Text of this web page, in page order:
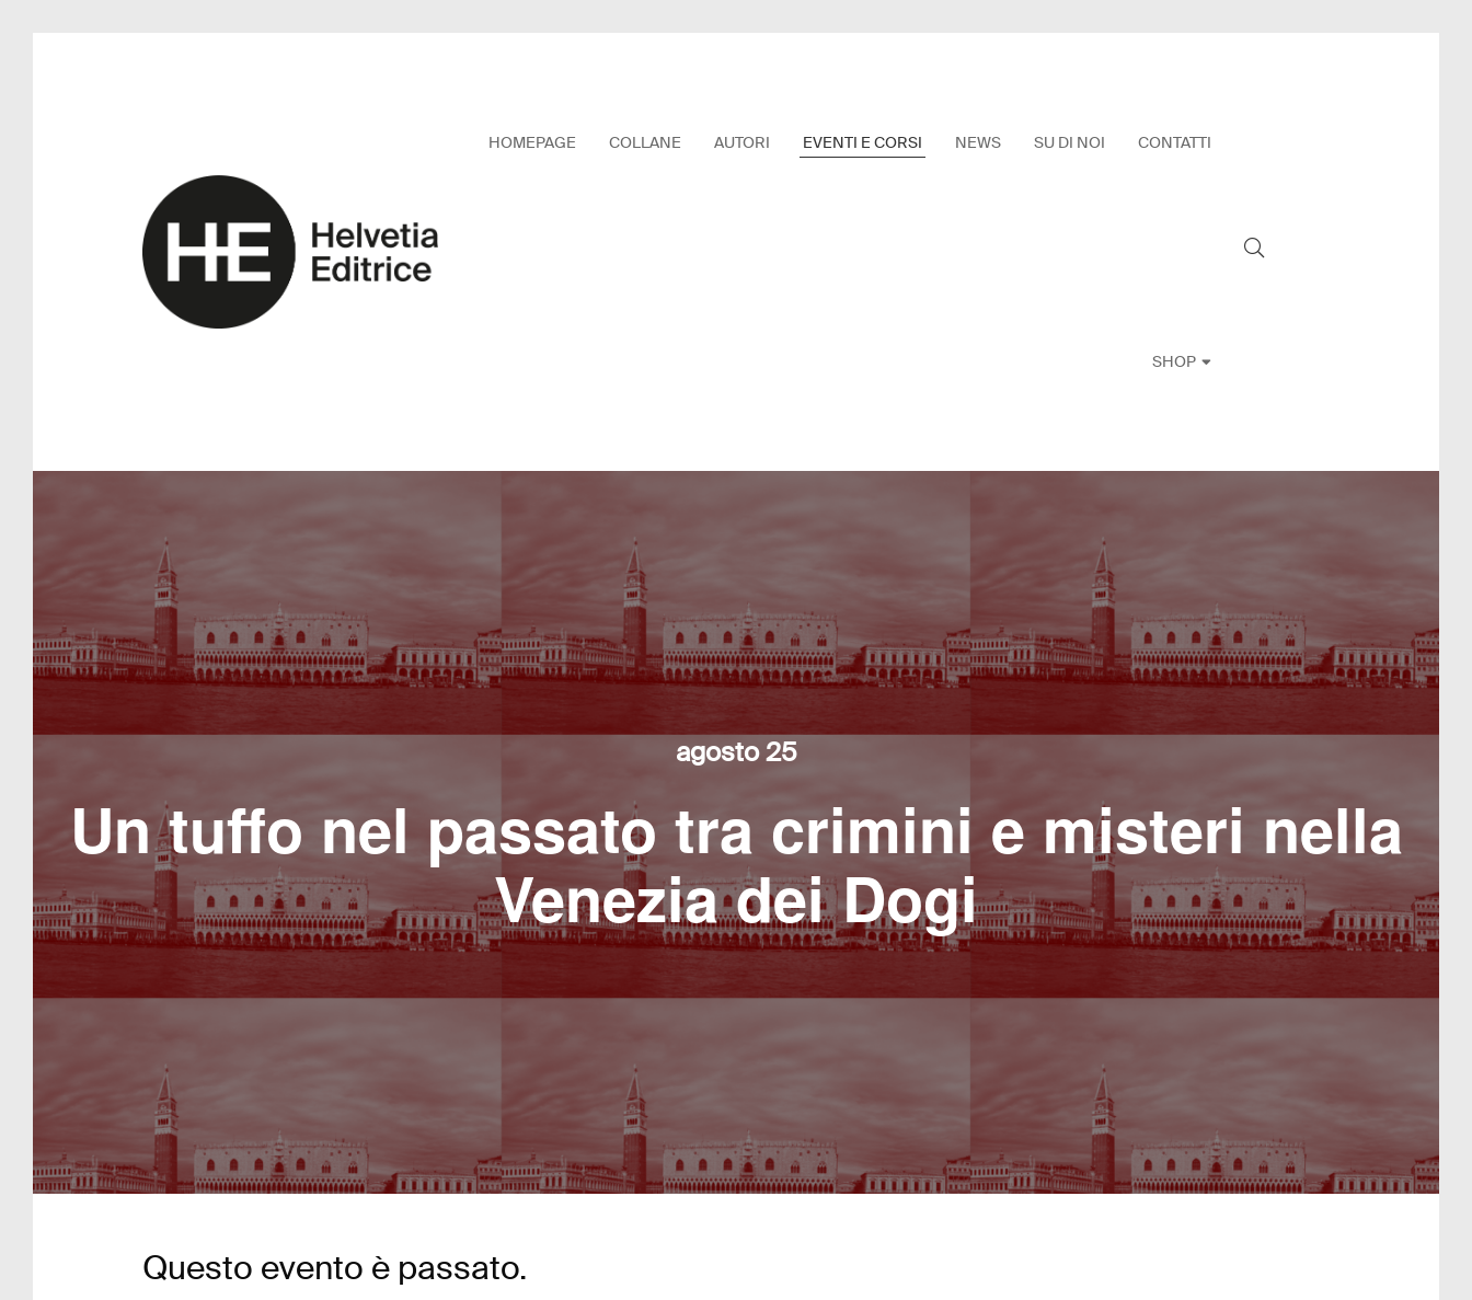
HOMEPAGE COLLANE AUTORI EVENTI E CORSI NEWS SU DI NOI CONTATTI
SHOP
agosto 25
Un tuffo nel passato tra crimini e misteri nella
Venezia dei Dogi
Questo evento è passato.